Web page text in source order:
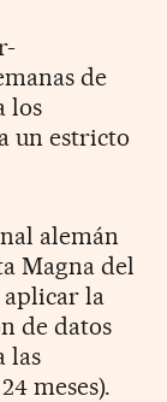
de
los
un estricto
alemán
Magna del
aplicar la
de datos
las
meses).